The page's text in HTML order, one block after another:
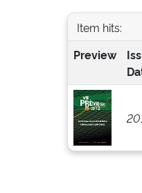
Item hits:
Preview